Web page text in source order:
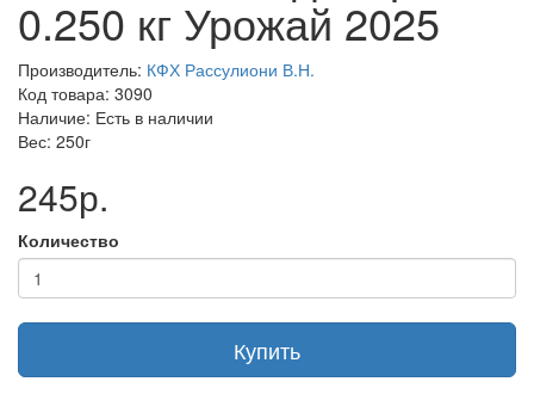
0.250 кг Урожай 2025
Производитель: КФХ Рассулиони В.Н.
Код товара: 3090
Наличие: Есть в наличии
Вес: 250г
245р.
Количество
Купить